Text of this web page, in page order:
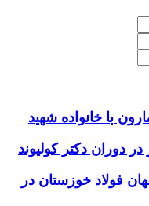
با خانواده شهید
دوران دکتر کولیوند
فولاد خوزستان در